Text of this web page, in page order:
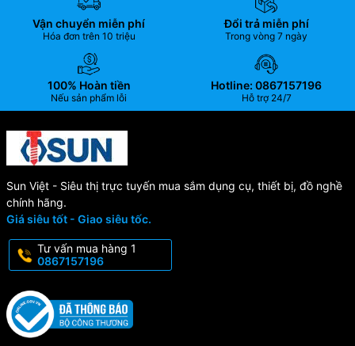
Vận chuyển miễn phí
Hóa đơn trên 10 triệu
Đổi trả miễn phí
Trong vòng 7 ngày
100% Hoàn tiền
Nếu sản phẩm lỗi
Hotline: 0867157196
Hỗ trợ 24/7
Sun Việt - Siêu thị trực tuyến mua sắm dụng cụ, thiết bị, đồ nghề
chính hãng.
Giá siêu tốt - Giao siêu tốc.
Tư vấn mua hàng 1
0867157196